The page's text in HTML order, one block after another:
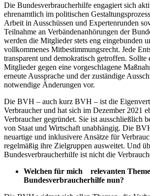
Die Bundesverbraucherhilfe engagiert sich
ehrenamtlich im politischen
Arbeit in Ausschüssen und Expertenrunden
Teilnahme an Verbändenanhörungen der
werden die Mitglieder stets eng eingebunden
vollkommenes Mitbestimmungsrecht. Jede
transparent und demokratisch getroffen. Sollte
Mitglieder gegen eine vorgeschlagene
erneute Aussprache und der zuständige
notwendige Änderungen vor.
Die BVH – auch kurz BVH – ist die
Verbraucher und hat sich im Dezember 2021
Verbraucher gegründet. Sie ist ausschließlich
von Staat und Wirtschaft unabhängig. Die
neuartige und inklusivere Ansätze für
regelmäßig ihre Zielgruppen ausweitet. Und
Bundesverbraucherhilfe ist nicht die
Welchen für mich
relevanten
Bundesverbraucherhilfe nun?